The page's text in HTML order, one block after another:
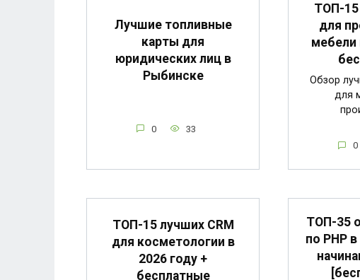
Лучшие топливные
карты для
юридических лиц в
Рыбинске
0 33
ТОП-15
для
мебели
Обзор
для
0
ТОП-15 лучших CRM
для косметологии в
2026 году +
бесплатные
ТОП-35
по PHP